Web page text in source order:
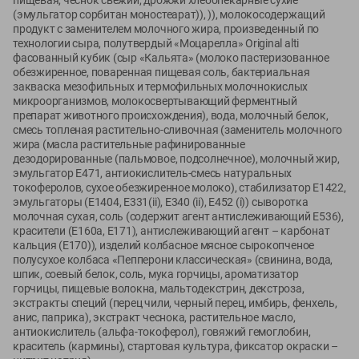
Вакансии 👋
Корпоративный сайт Green
©2026ООО «ГРИНрозница» - Доставка продуктов питания в
Минске.
Юридическая информация и условия пользовательского
соглашения
Номер уполномоченных рассматривать обращения покупателей в
соответствии с законодательством об обращениях граждан и
юридических лиц: Отдел торговли и услуг Администрации
Фрунзенского района г. Минска + 375 17 272 73 84 .
Номер и адрес электронной почты лица, уполномоченного
продавцом рассматривать обращения покупателей о нарушении их
прав, предусмотренных законодательством о защите прав
потребителей: +375 44 560-60-61, shop@green-dostavka.by.
Способы оплаты товара:
(эмульгатор сорбитан моностеарат)), )), молокосодержащий
продукт с заменителем молочного жира, произведенный по
технологии сыра, полутвердый «Моцарелла» Original alti
фасованный кубик (сыр «Кальята» (молоко пастеризованное
обезжиренное, поваренная пищевая соль, бактериальная
закваска мезофильных и термофильных молочнокислых
микроорганизмов, молокосвертывающий ферментный
препарат животного происхождения), вода, молочный белок,
смесь топленая растительно-сливочная (заменитель молочного
жира (масла растительные рафинированные
дезодорированные (пальмовое, подсолнечное), молочный жир,
эмульгатор Е471, антиокислитель-смесь натуральных
токоферолов, сухое обезжиренное молоко), стабилизатор Е1422,
эмульгаторы (Е1404, Е331(ii), Е340 (ii), Е452 (i)) сыворотка
молочная сухая, соль (содержит агент антислеживающий Е536),
красители (Е160а, Е171), антислеживающий агент – карбонат
кальция (Е170)), изделий колбасное мясное сырокопченое
полусухое колбаса «Пепперони классическая» (свинина, вода,
шпик, соевый белок, соль, мука горчицы, ароматизатор
горчицы, пищевые волокна, мальтодекстрин, декстроза,
экстракты специй (перец чили, черный перец, имбирь, фенхель,
анис, паприка), экстракт чеснока, растительное масло,
антиокислитель (альфа-токоферол), говяжий гемоглобин,
краситель (кармины), стартовая культура, фиксатор окраски –